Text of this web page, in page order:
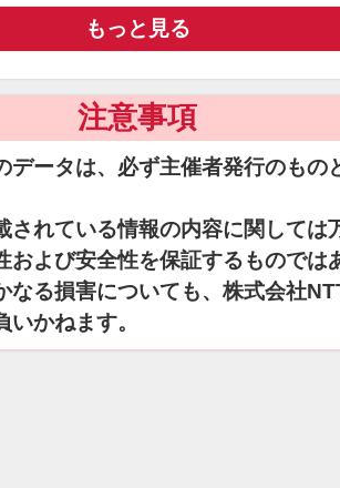
もっと見る
注意事項
データは、必ず主催者発行のもの
されている情報の内容に関しては
および安全性を保証するものでは
なる損害についても、株式会社
かねます。